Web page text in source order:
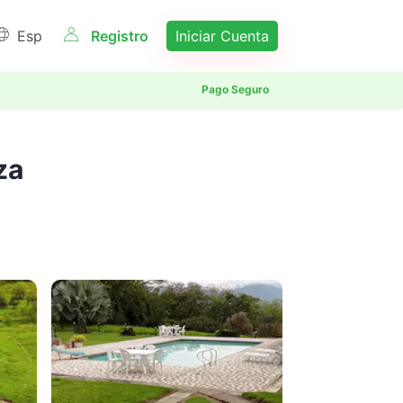
Medellin
Rionegro
Ver mas Antioquia(+1)
Esp Registro Iniciar Cuenta
Reserva 100% Segura
Pago Seguro